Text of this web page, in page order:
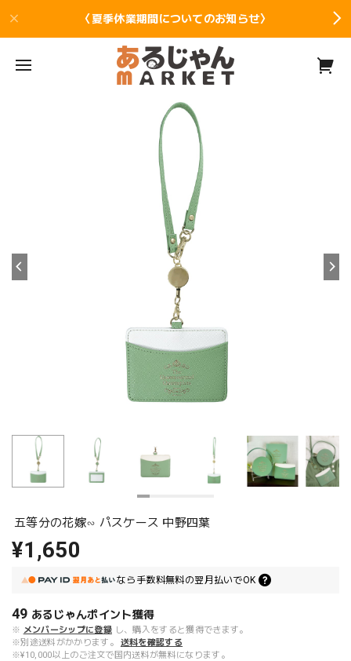
〈夏季休業期間についてのお知らせ〉
五等分の花嫁∽ パスケース 中野四葉
¥1,650
なら 手数料無料の翌月払いでOK
49 あるじゃんポイント獲得
※ メンバーシップに登録 し、購入をすると獲得できます。
※別途送料がかかります。
送料を確認する
※¥10,000以上のご注文で国内送料が無料になります。